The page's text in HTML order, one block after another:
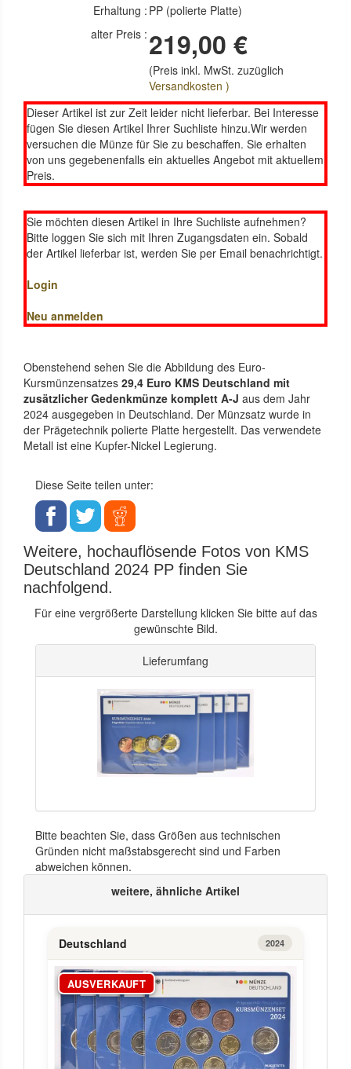
Erhaltung : PP (polierte Platte)
alter Preis : 219,00 €
(Preis inkl. MwSt. zuzüglich
Versandkosten )
Dieser Artikel ist zur Zeit leider nicht lieferbar. Bei Interesse
fügen Sie diesen Artikel Ihrer Suchliste hinzu.Wir werden
versuchen die Münze für Sie zu beschaffen. Sie erhalten
von uns gegebenenfalls ein aktuelles Angebot mit aktuellem
Preis.
Sie möchten diesen Artikel in Ihre Suchliste aufnehmen?
Bitte loggen Sie sich mit Ihren Zugangsdaten ein. Sobald
der Artikel lieferbar ist, werden Sie per Email benachrichtigt.
Login
Neu anmelden
Obenstehend sehen Sie die Abbildung des Euro-
Kursmünzensatzes 29,4 Euro KMS Deutschland mit
zusätzlicher Gedenkmünze komplett A-J aus dem Jahr
2024 ausgegeben in Deutschland. Der Münzsatz wurde in
der Prägetechnik polierte Platte hergestellt. Das verwendete
Metall ist eine Kupfer-Nickel Legierung.
Diese Seite teilen unter:
Weitere, hochauflösende Fotos von KMS
Deutschland 2024 PP finden Sie
nachfolgend.
Für eine vergrößerte Darstellung klicken Sie bitte auf das
gewünschte Bild.
Lieferumfang
Bitte beachten Sie, dass Größen aus technischen
Gründen nicht maßstabsgerecht sind und Farben
abweichen können.
weitere, ähnliche Artikel
Deutschland 2024
AUSVERKAUFT